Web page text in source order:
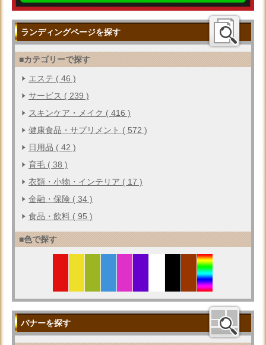
ランディングページを探す
■カテゴリーで探す
エステ ( 46 )
サービス ( 239 )
スキンケア・メイク ( 416 )
健康食品・サプリメント ( 572 )
日用品 ( 42 )
育毛 ( 38 )
衣類・小物・インテリア ( 17 )
金融・保険 ( 34 )
食品・飲料 ( 95 )
■色で探す
バナーを探す